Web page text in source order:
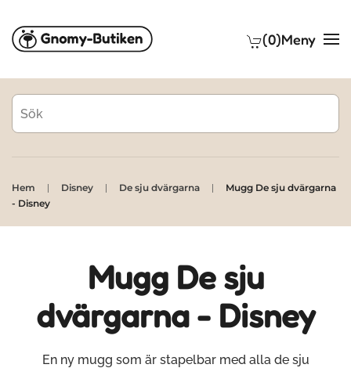
Skip to main content (0)Meny
Hem Disney De sju dvärgarna
Mugg De sju dvärgarna
- Disney
Mugg De sju
dvärgarna - Disney
En ny mugg som är stapelbar med alla de sju